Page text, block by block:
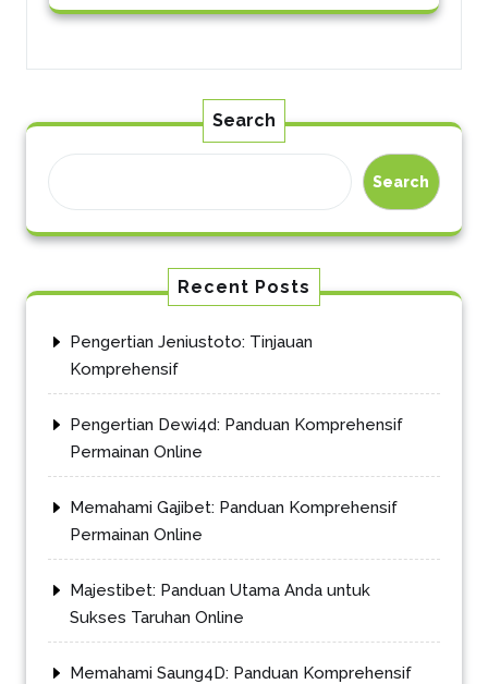
Search
Search
Recent Posts
Pengertian Jeniustoto: Tinjauan
Komprehensif
Pengertian Dewi4d: Panduan Komprehensif
Permainan Online
Memahami Gajibet: Panduan Komprehensif
Permainan Online
Majestibet: Panduan Utama Anda untuk
Sukses Taruhan Online
Memahami Saung4D: Panduan Komprehensif